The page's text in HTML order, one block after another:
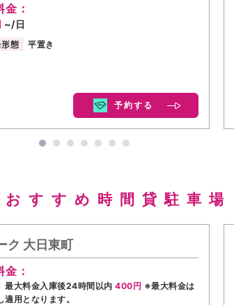
金：
~/日
態 平置き
予約する
すすめ時間貸駐車場
ク 大日東町
金：
最大料金入庫後24時間以内 400円 ※最大料金は
適用となります。